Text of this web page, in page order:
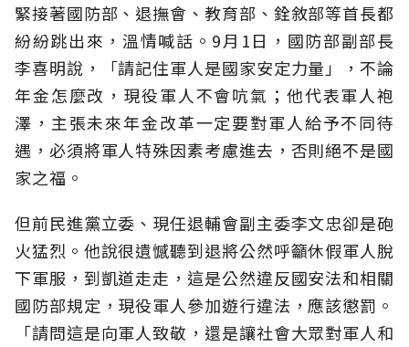
緊接著國防部、退撫會、教育部、銓敘部等首長都
紛紛跳出來，溫情喊話。9月1日，國防部副部長
李喜明說，「請記住軍人是國家安定力量」，不論
年金怎麼改，現役軍人不會吭氣；他代表軍人袍
澤，主張未來年金改革一定要對軍人給予不同待
遇，必須將軍人特殊因素考慮進去，否則絕不是國
家之福。
但前民進黨立委、現任退輔會副主委李文忠卻是砲
火猛烈。他說很遺憾聽到退將公然呼籲休假軍人脫
下軍服，到凱道走走，這是公然違反國安法和相關
國防部規定，現役軍人參加遊行違法，應該懲罰。
「請問這是向軍人致敬，還是讓社會大眾對軍人和